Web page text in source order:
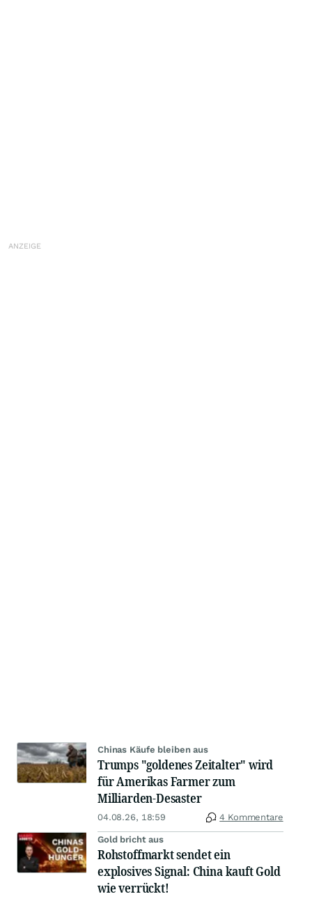
Chinas Käufe bleiben aus
Trumps "goldenes Zeitalter" wird
für Amerikas Farmer zum
Milliarden-Desaster
04.08.26, 18:59 4 Kommentare
Gold bricht aus
Rohstoffmarkt sendet ein
explosives Signal: China kauft Gold
wie verrückt!